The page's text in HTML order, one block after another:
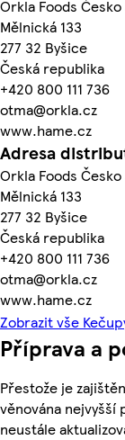
Orkla Foods
Mělnická 133
277 32 Byšice
Česká republika
+420 800 111 736
otma@orkla.cz
www.hame.cz
Adresa
Orkla Foods
Mělnická 133
277 32 Byšice
Česká republika
+420 800 111 736
otma@orkla.cz
www.hame.cz
Zobrazit vše
Příprava a
Přestože je
věnována
neustále